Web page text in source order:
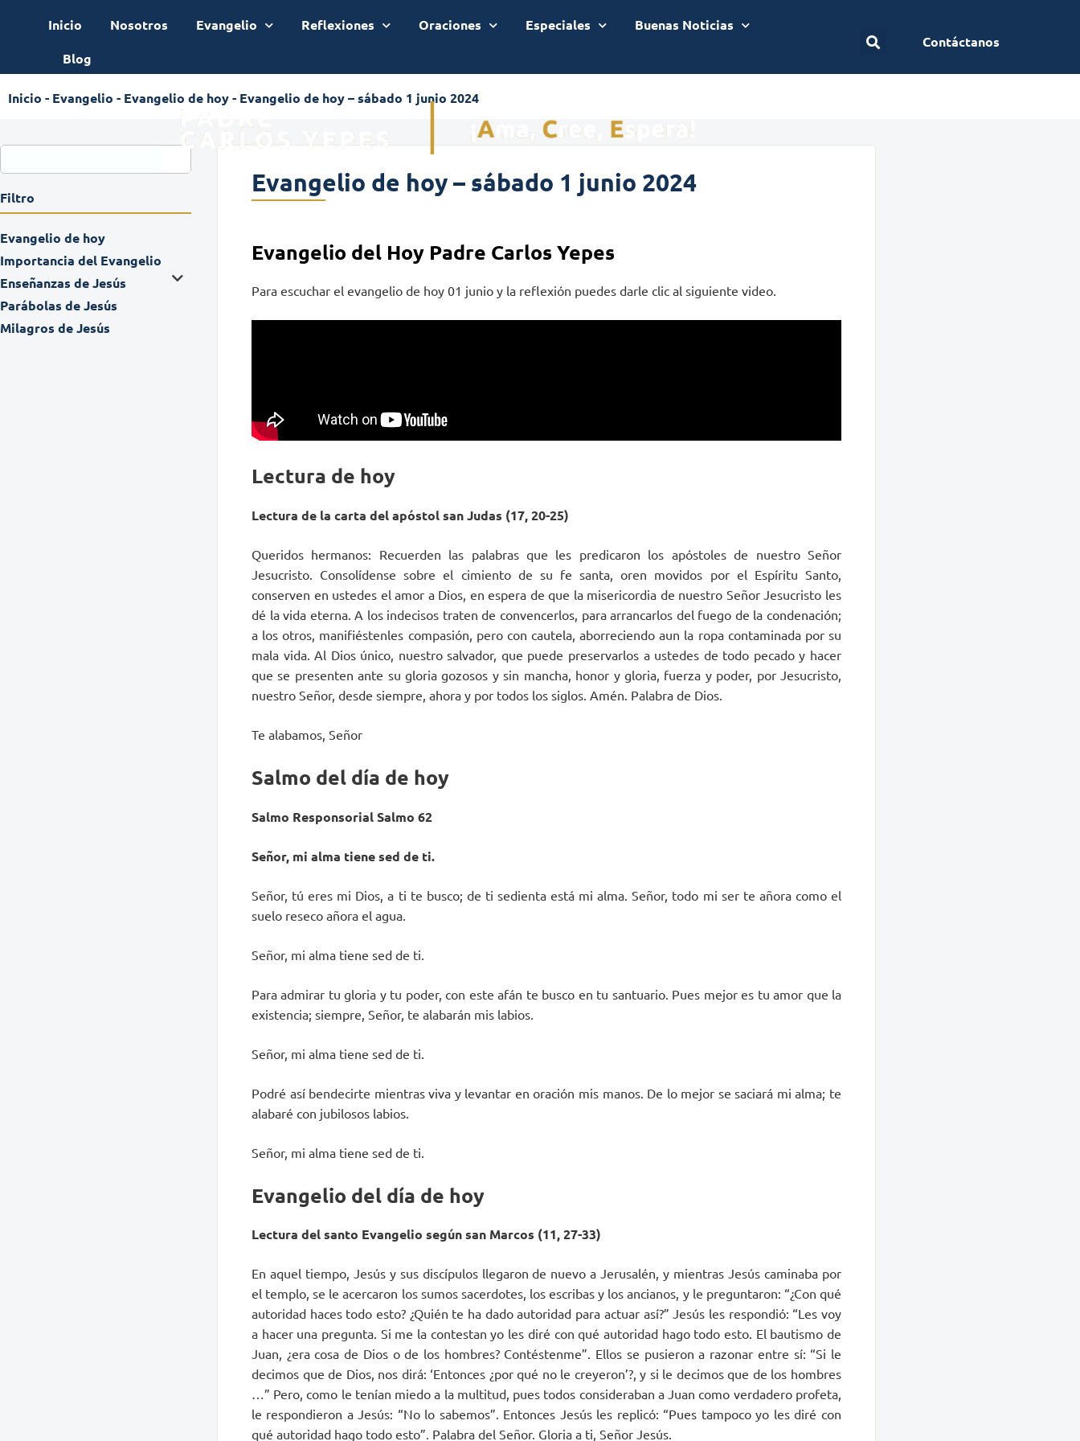
Inicio Nosotros Evangelio Reflexiones Oraciones Especiales
Buenas Noticias
Blog
Contáctanos
Inicio - Evangelio - Evangelio de hoy- Evangelio de hoy – sábado 1 junio 2024
Filtro
Evangelio de hoy
Importancia del Evangelio
Enseñanzas de Jesús
Parábolas de Jesús
Milagros de Jesús
Evangelio de hoy – sábado 1 junio 2024
Evangelio del Hoy Padre Carlos Yepes
Para escuchar el evangelio de hoy 01 junio y la reflexión puedes darle clic al siguiente video.
Lectura de hoy
Lectura de la carta del apóstol san Judas (17, 20-25)
Queridos hermanos: Recuerden las palabras que les predicaron los apóstoles de nuestro Señor
Jesucristo. Consolídense sobre el cimiento de su fe santa, oren movidos por el Espíritu Santo,
conserven en ustedes el amor a Dios, en espera de que la misericordia de nuestro Señor Jesucristo les
dé la vida eterna. A los indecisos traten de convencerlos, para arrancarlos del fuego de la condenación;
a los otros, manifiéstenles compasión, pero con cautela, aborreciendo aun la ropa contaminada por su
mala vida. Al Dios único, nuestro salvador, que puede preservarlos a ustedes de todo pecado y hacer
que se presenten ante su gloria gozosos y sin mancha, honor y gloria, fuerza y poder, por Jesucristo,
nuestro Señor, desde siempre, ahora y por todos los siglos. Amén. Palabra de Dios.
Te alabamos, Señor
Salmo del día de hoy
Salmo Responsorial Salmo 62
Señor, mi alma tiene sed de ti.
Señor, tú eres mi Dios, a ti te busco; de ti sedienta está mi alma. Señor, todo mi ser te añora como el
suelo reseco añora el agua.
Señor, mi alma tiene sed de ti.
Para admirar tu gloria y tu poder, con este afán te busco en tu santuario. Pues mejor es tu amor que la
existencia; siempre, Señor, te alabarán mis labios.
Señor, mi alma tiene sed de ti.
Podré así bendecirte mientras viva y levantar en oración mis manos. De lo mejor se saciará mi alma; te
alabaré con jubilosos labios.
Señor, mi alma tiene sed de ti.
Evangelio del día de hoy
Lectura del santo Evangelio según san Marcos (11, 27-33)
En aquel tiempo, Jesús y sus discípulos llegaron de nuevo a Jerusalén, y mientras Jesús caminaba por
el templo, se le acercaron los sumos sacerdotes, los escribas y los ancianos, y le preguntaron: “¿Con qué
autoridad haces todo esto? ¿Quién te ha dado autoridad para actuar así?” Jesús les respondió: “Les voy
a hacer una pregunta. Si me la contestan yo les diré con qué autoridad hago todo esto. El bautismo de
Juan, ¿era cosa de Dios o de los hombres? Contéstenme”. Ellos se pusieron a razonar entre sí: “Si le
decimos que de Dios, nos dirá: ‘Entonces ¿por qué no le creyeron’?, y si le decimos que de los hombres
…” Pero, como le tenían miedo a la multitud, pues todos consideraban a Juan como verdadero profeta,
le respondieron a Jesús: “No lo sabemos”. Entonces Jesús les replicó: “Pues tampoco yo les diré con
qué autoridad hago todo esto”. Palabra del Señor. Gloria a ti, Señor Jesús.